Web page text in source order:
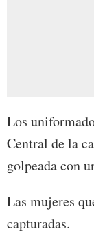
Los
Central de la
golpeada con
Las mujeres
capturadas.